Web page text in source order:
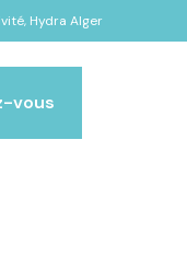
Hydra Alger
vous